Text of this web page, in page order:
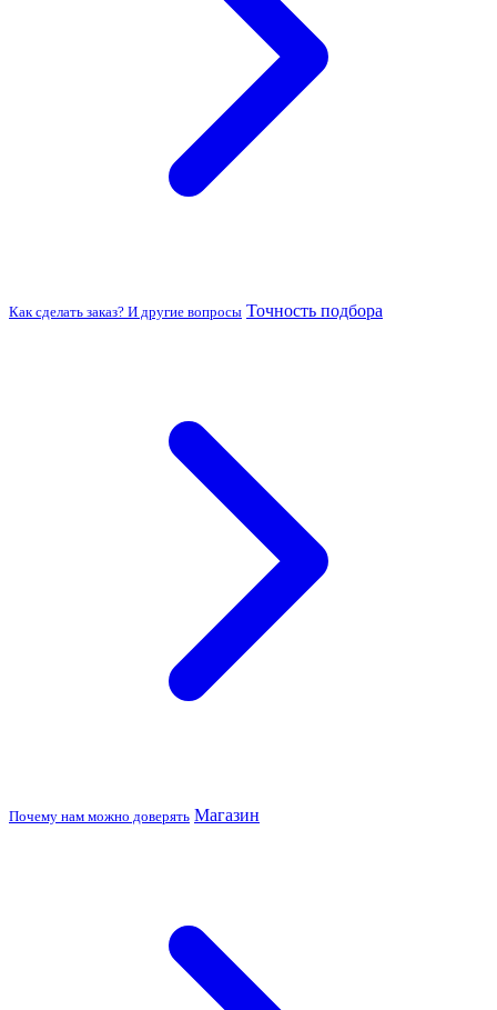
Как сделать заказ? И другие вопросы Точность подбора
Почему нам можно доверять Магазин